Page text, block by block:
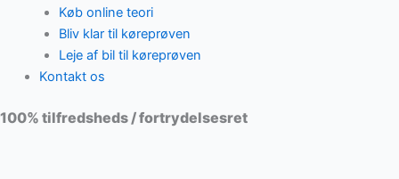
Køb online teori
Bliv klar til køreprøven
Leje af bil til køreprøven
Kontakt os
100% tilfredsheds / fortrydelsesret